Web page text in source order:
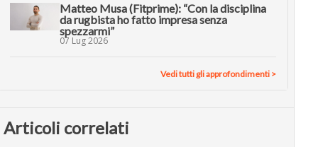
Matteo Musa (Fitprime): “Con la disciplina
da rugbista ho fatto impresa senza
spezzarmi”
07 Lug 2026
Vedi tutti gli approfondimenti >
Articoli correlati